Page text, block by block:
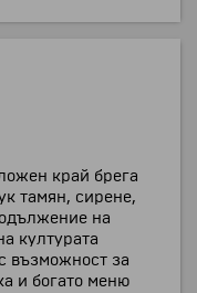
край брега
тамян, сирене,
на
културата
възможност за
и богато меню